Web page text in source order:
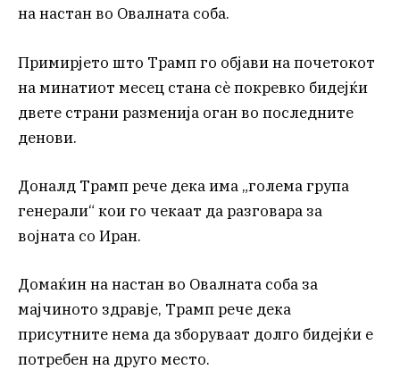
на настан во Овалната соба.
Примирјето што Трамп го објави на почетокот
на минатиот месец стана сè покревко бидејќи
двете страни разменија оган во последните
денови.
Доналд Трамп рече дека има „голема група
генерали“ кои го чекаат да разговара за
војната со Иран.
Домаќин на настан во Овалната соба за
мајчиното здравје, Трамп рече дека
присутните нема да зборуваат долго бидејќи е
потребен на друго место.